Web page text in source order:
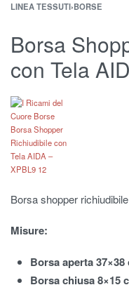
LINEA TESSUTI›BORSE
Borsa
con Tela
Borsa shopper
Misure:
Borsa aperta
Borsa chiusa 8×15